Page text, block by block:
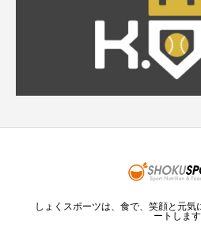
しょくスポーツは、食で、笑顔と元
ートします